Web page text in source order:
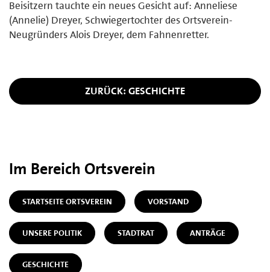
Beisitzern tauchte ein neues Gesicht auf: Anneliese
(Annelie) Dreyer, Schwiegertochter des Ortsverein-
Neugründers Alois Dreyer, dem Fahnenretter.
ZURÜCK: GESCHICHTE
Im Bereich Ortsverein
STARTSEITE ORTSVEREIN VORSTAND
UNSERE POLITIK STADTRAT ANTRÄGE
GESCHICHTE